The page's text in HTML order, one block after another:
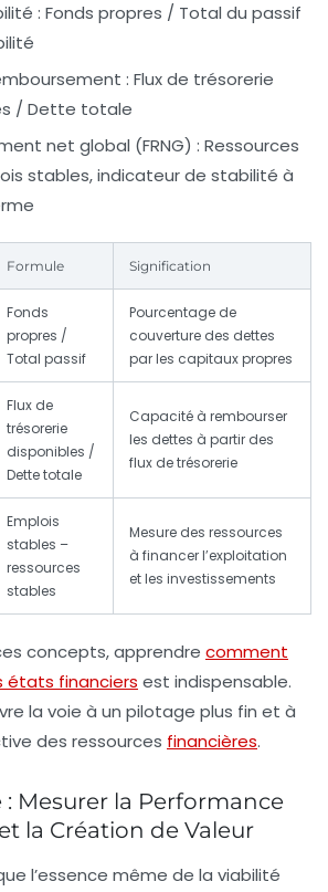
: Fonds propres / Total du passif
: Flux de trésorerie
/ Dette totale
net global (FRNG) : Ressources
stables, indicateur de stabilité à
Formule Signification
Fonds
propres /
Total passif
Pourcentage de
couverture des dettes
par les capitaux propres
Flux de
trésorerie
disponibles /
Dette totale
Capacité à rembourser
les dettes à partir des
flux de trésorerie
Emplois
stables –
ressources
stables
Mesure des ressources
à financer l’exploitation
et les investissements
concepts, apprendre comment
états financiers est indispensable.
la voie à un pilotage plus fin et à
des ressources financières.
: Mesurer la Performance
la Création de Valeur
l’essence même de la viabilité